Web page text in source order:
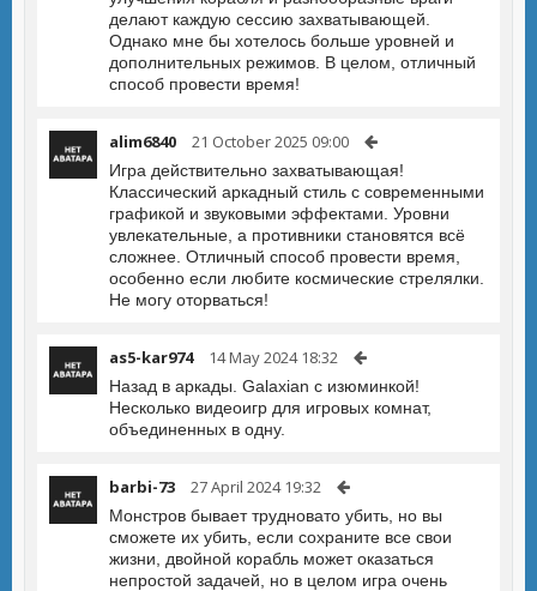
делают каждую сессию захватывающей.
Однако мне бы хотелось больше уровней и
дополнительных режимов. В целом, отличный
способ провести время!
alim6840 21 October 2025 09:00
Игра действительно захватывающая!
Классический аркадный стиль с современными
графикой и звуковыми эффектами. Уровни
увлекательные, а противники становятся всё
сложнее. Отличный способ провести время,
особенно если любите космические стрелялки.
Не могу оторваться!
as5-kar974 14 May 2024 18:32
Назад в аркады. Galaxian с изюминкой!
Несколько видеоигр для игровых комнат,
объединенных в одну.
barbi-73 27 April 2024 19:32
Монстров бывает трудновато убить, но вы
сможете их убить, если сохраните все свои
жизни, двойной корабль может оказаться
непростой задачей, но в целом игра очень